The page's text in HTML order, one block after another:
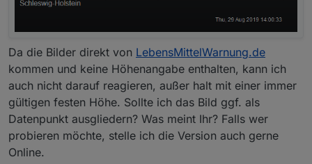
Da die Bilder direkt von LebensMittelWarnung.de
kommen und keine Höhenangabe enthalten, kann ich
auch nicht darauf reagieren, außer halt mit einer immer
gültigen festen Höhe. Sollte ich das Bild ggf. als
Datenpunkt ausgliedern? Was meint Ihr? Falls wer
probieren möchte, stelle ich die Version auch gerne
Online.